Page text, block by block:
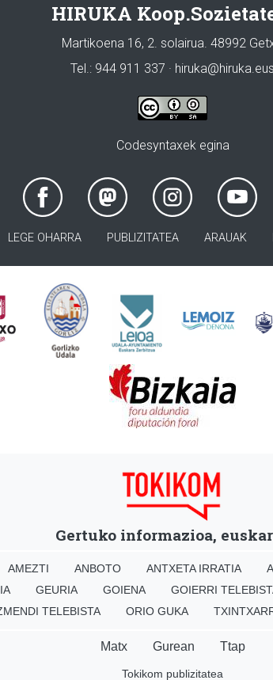
HIRUKA
Martikoena 16, 2. solairua. 48992
Tel.: 944 911 337 · hiruka@hiruka.eus
Codesyntaxek egina
LEGE OHARRA PUBLIZITATEA ARAUAK
Gertuko informazioa,
AMEZTI ANBOTO ANTXETA IRRATIA
GEURIA GOIENA GOIERRI
TELEBISTA ORIO GUKA
Matx Gurean Ttap
Tokikom publizitatea